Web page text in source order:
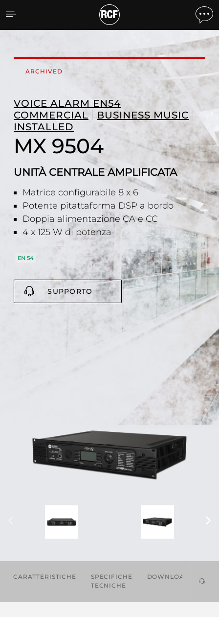
MX 9504 UNITÀ
ARCHIVED
VOICE ALARM EN54
COMMERCIAL
BUSINESS MUSIC
INSTALLED
MX 9504
UNITÀ CENTRALE AMPLIFICATA
Matrice configurabile 8 x 6
Potente pitattaforma DSP a bordo
Doppia alimentazione CA e CC
4 x 125 W di potenza
EN 54
SUPPORTO
CARATTERISTICHE
SPECIFICHE
TECNICHE
DOWNLOADS